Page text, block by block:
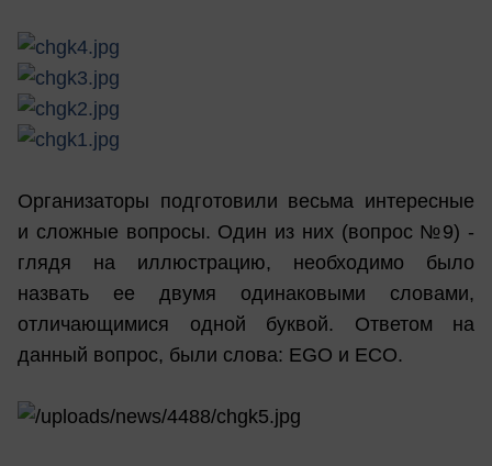
Организаторы подготовили весьма интересные
и сложные вопросы. Один из них (вопрос №9) -
глядя на иллюстрацию, необходимо было
назвать ее двумя одинаковыми словами,
отличающимися одной буквой. Ответом на
данный вопрос, были слова: EGO и ECO.